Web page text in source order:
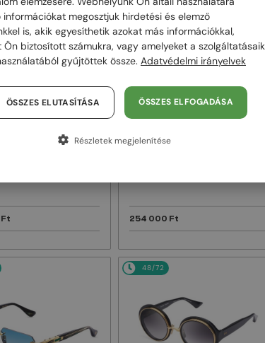
48/72
254 000 Ft
48/72
információkat megosztjuk hirdetési és elemző
is, akik egyesíthetik azokat más információkkal,
Ön biztosított számukra, vagy amelyeket a szolgáltatásaik
gyűjtöttek össze. Adatvédelmi irányelvek
ÖSSZES ELFOGADÁSA
ÖSSZES ELUTASÍTÁSA
Részletek megjelenítése